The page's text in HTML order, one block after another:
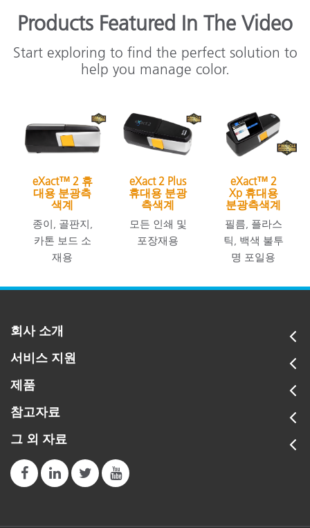
Products Featured In The Video
Start exploring to find the perfect solution to
help you manage color.
eXact™ 2 휴
대용 분광측
색계
종이, 골판지,
카톤 보드 소
재용
eXact 2 Plus
휴대용 분광
측색계
모든 인쇄 및
포장재용
eXact™ 2
Xp 휴대용
분광측색계
필름, 플라스
틱, 백색 불투
명 포일용
회사 소개
서비스 지원
제품
참고자료
그 외 자료